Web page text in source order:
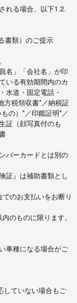
れる場合、以下1.2.
書類）のご提示
名」「会社名」が印
いる有効期間内のカ
水道・固定電話・
方税領収書*／納税証
の）*／印鑑証明*／
証（顔写真付のも
バーカードとは別の
証』は補助書類とし
のお支払いをお断り
のものに限ります。
車種になる場合がご
していない場合もご